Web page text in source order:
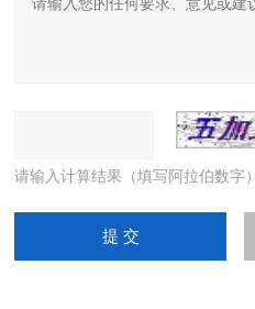
请输入计算结果（填写阿拉伯数字